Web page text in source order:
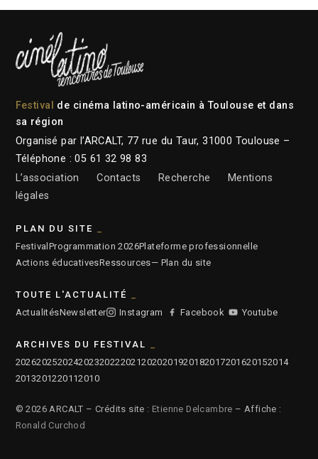
Festival
de cinéma latino-américain à Toulouse et dans
sa région
Organisé par l’ARCALT, 77 rue du Taur, 31000 Toulouse –
Téléphone : 05 61 32 98 83
L’association
Contacts Recherche
Mentions
légales
PLAN DU SITE
Festival Programmation 2026Plateforme professionnelle
Actions éducativesRessources— Plan du site
TOUTE L'ACTUALITÉ
ActualitésNewsletter Instagram Facebook Youtube
ARCHIVES DU FESTIVAL
2026202520242023202220212020201920182017201620152014
2013201220112010
© 2026 ARCALT – Crédits site : Etienne Delcambre – Affiche :
Ronald Curchod